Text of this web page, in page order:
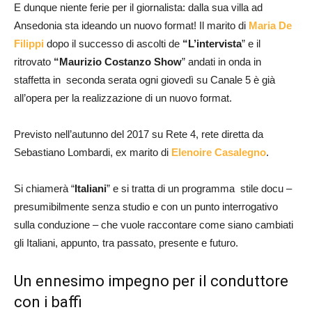
E dunque niente ferie per il giornalista: dalla sua villa ad
Ansedonia sta ideando un nuovo format! Il marito di Maria De
Filippi dopo il successo di ascolti de “L’intervista” e il
ritrovato “Maurizio Costanzo Show” andati in onda in
staffetta in seconda serata ogni giovedì su Canale 5 è già
all’opera per la realizzazione di un nuovo format.
Previsto nell’autunno del 2017 su Rete 4, rete diretta da
Sebastiano Lombardi, ex marito di Elenoire Casalegno.
Si chiamerà “Italiani” e si tratta di un programma stile docu –
presumibilmente senza studio e con un punto interrogativo
sulla conduzione – che vuole raccontare come siano cambiati
gli Italiani, appunto, tra passato, presente e futuro.
Un ennesimo impegno per il conduttore
con i baffi